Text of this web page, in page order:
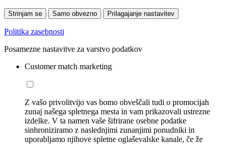
Strinjam se Samo obvezno Prilagajanje nastavitev
Politika zasebnosti
Posamezne nastavitve za varstvo podatkov
Customer match marketing
Z vašo privolitvijo vas bomo obveščali tudi o promocijah
zunaj našega spletnega mesta in vam prikazovali ustrezne
izdelke. V ta namen vaše šifrirane osebne podatke
sinhroniziramo z naslednjimi zunanjimi ponudniki in
uporabljamo njihove spletne oglaševalske kanale, če že